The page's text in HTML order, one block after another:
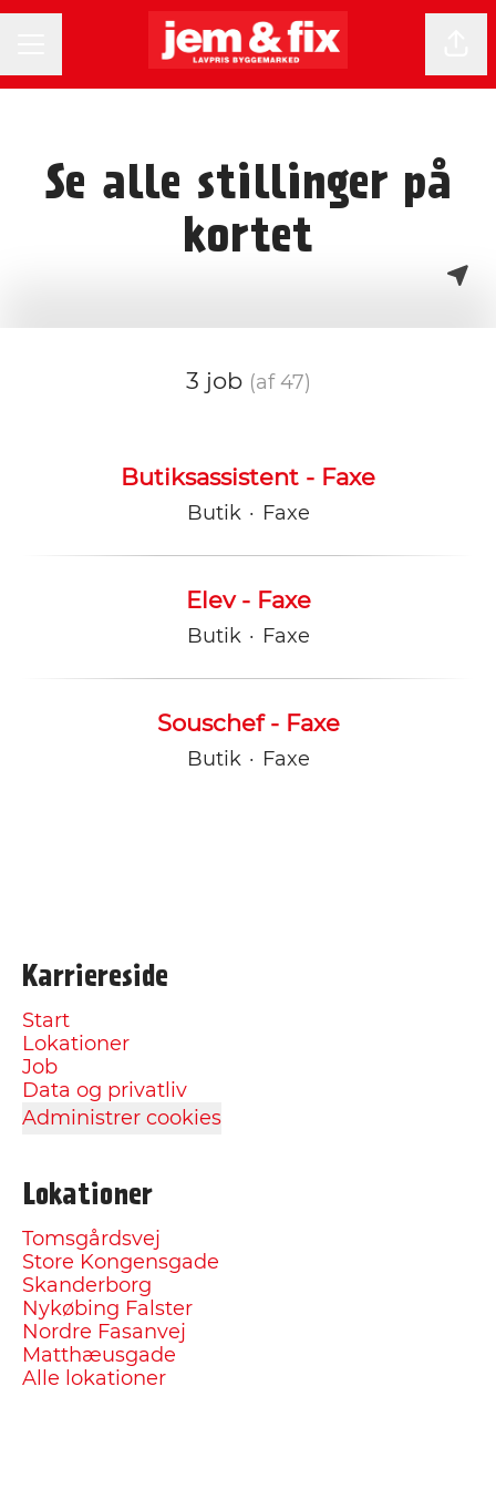
Se alle stillinger på
kortet
3 job (af 47)
Butiksassistent - Faxe
Butik · Faxe
Elev - Faxe
Butik · Faxe
Souschef - Faxe
Butik · Faxe
Karriereside
Start
Lokationer
Job
Data og privatliv
Administrer cookies
Lokationer
Tomsgårdsvej
Store Kongensgade
Skanderborg
Nykøbing Falster
Nordre Fasanvej
Matthæusgade
Alle lokationer